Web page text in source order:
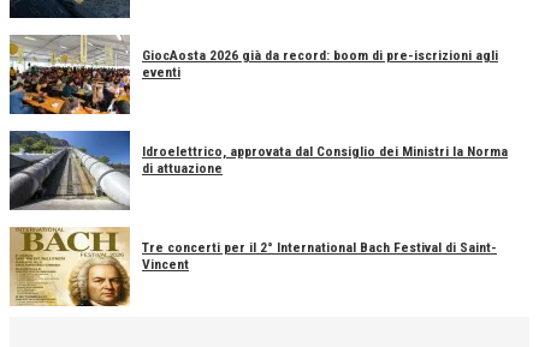
GiocAosta 2026 già da record: boom di pre-iscrizioni agli
eventi
Idroelettrico, approvata dal Consiglio dei Ministri la Norma
di attuazione
Tre concerti per il 2° International Bach Festival di Saint-
Vincent